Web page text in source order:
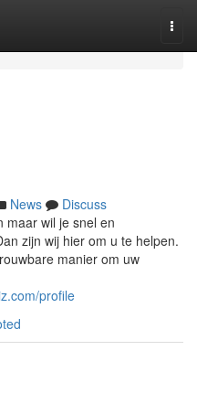
News
Discuss
maar wil je snel en
zijn wij hier om u te helpen.
manier om uw
profile